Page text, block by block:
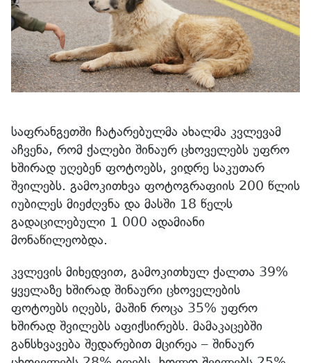
საფრანგეთში ჩატარებულმა ახალმა კვლევამ
აჩვენა, რომ ქალები შინაურ ცხოველებს უფრო
ხშირად უღებენ ფოტოებს, ვიდრე საკუთარ
შვილებს. გამოკითხვა ფოტოგრაფიის 200 წლის
იუბილეს მიეძღვნა და მასში 18 წელს
გადაცილებული 1 000 ადამიანი
მონაწილეობდა.
კვლევის მიხედვით, გამოკითხულ ქალთა 39%
ყველაზე ხშირად შინაური ცხოველების
ფოტოებს იღებს, მაშინ როცა 35% უფრო
ხშირად შვილებს აფიქსირებს. მამაკაცებში
განსხვავება შედარებით მცირეა – შინაურ